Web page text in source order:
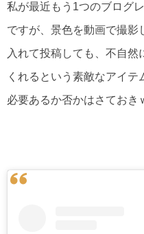
私が最近もう1つのブログ
ですが、景色を動画で撮影
入れて投稿しても、不自然
くれるという素敵なアイ
必要あるか否かはさておき